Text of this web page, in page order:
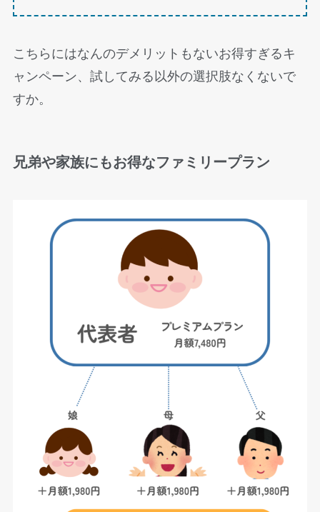
こちらにはなんのデメリットもないお得すぎるキ
ャンペーン、試してみる以外の選択肢なくないで
すか。
兄弟や家族にもお得なファミリープラン